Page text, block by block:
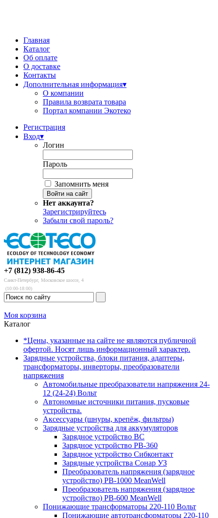
Главная
Каталог
Об оплате
О доставке
Контакты
Дополнительная информация▾
О компании
Правила возврата товара
Портал компании Экотеко
Регистрация
Вход▾
Логин
Пароль
Запомнить меня
Нет аккаунта?
Зарегистрируйтесь
Забыли свой пароль?
+7 (812) 938-86-45
Санкт-Петербург, Московское шоссе, 4
(10:00-18:00)
Моя корзина
Каталог
*Цены, указанные на сайте не являются публичной
офертой. Носят лишь информационный характер.
Зарядные устройства, блоки питания, адаптеры,
трансформаторы, инверторы, преобразователи
напряжения
Автомобильные преобразователи напряжения 24-
12 (24-24) Вольт
Автономные источники питания, пусковые
устройства.
Аксессуары (шнуры, крепёж, фильтры)
Зарядные устройства для аккумуляторов
Зарядное устройство BC
Зарядное устройство PB-360
Зарядное устройство Сибконтакт
Зарядные устройства Сонар УЗ
Преобразователь напряжения (зарядное
устройство) PB-1000 MeanWell
Преобразователь напряжения (зарядное
устройство) PB-600 MeanWell
Понижающие трансформаторы 220-110 Вольт
Понижающие автотрансформаторы 220-110